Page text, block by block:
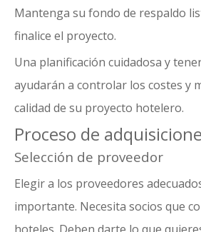
Mantenga su fondo de respaldo
finalice el proyecto.
Una planificación cuidadosa y
ayudarán a controlar los costes y
calidad de su proyecto hotelero.
Proceso de
Selección de proveedor
Elegir a los proveedores
importante. Necesita socios que
hoteles. Deben darte lo que